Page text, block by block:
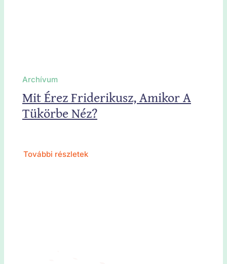
Archívum
Mit Érez Friderikusz, Amikor A
Tükörbe Néz?
További részletek